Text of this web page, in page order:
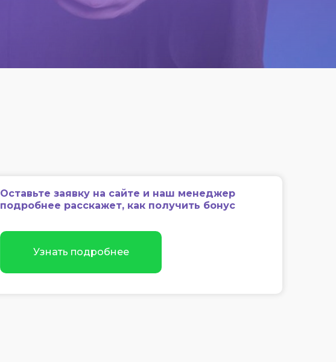
Узнать подробнее
Оставьте заявку на сайте и наш менеджер
подробнее расскажет, как получить бонус